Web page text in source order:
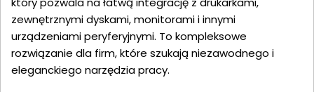
zewnętrznymi dyskami, monitorami i innymi
urządzeniami peryferyjnymi. To kompleksowe
rozwiązanie dla firm, które szukają niezawodnego i
eleganckiego narzędzia pracy.